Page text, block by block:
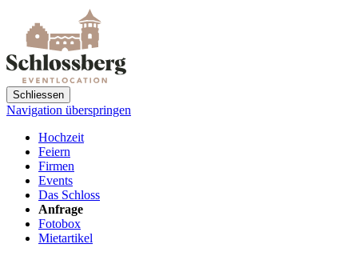
Schliessen
Navigation überspringen
Hochzeit
Feiern
Firmen
Events
Das Schloss
Anfrage
Fotobox
Mietartikel